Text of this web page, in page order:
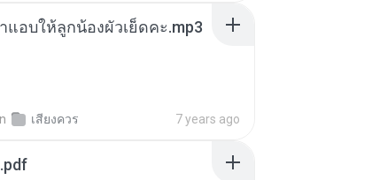
าแอบให้ลูกน้องผัวเย็ดคะ.mp3
เสียงควร 7 years ago